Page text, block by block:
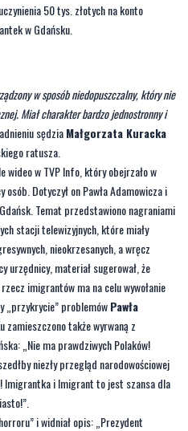
50 tys. złotych na konto
w Gdańsku.
w sposób niedopuszczalny, który nie
Miał charakter bardzo jednostronny i
sędziaMałgorzata Kuracka
ratusza.
wideo w TVP Info, który obejrzało w
Dotyczył on Pawła Adamowicza i
Temat przedstawiono nagraniami
stacji telewizyjnych, które miały
nieokrzesanych, a wręcz
urzędnicy, materiał sugerował, że
imigrantów ma na celu wywołanie
„przykrycie” problemówPawła
także wyrwaną z
„Nie ma prawdziwych Polaków!
niezły przegląd narodowościowej
Imigrantka i Imigrant to jest szansa dla
i widniał opis: „Prezydent